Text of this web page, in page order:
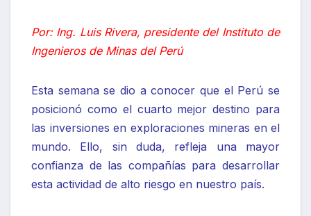
Por: Ing. Luis Rivera, presidente del Instituto de
Ingenieros de Minas del Perú
Esta semana se dio a conocer que el Perú se
posicionó como el cuarto mejor destino para
las inversiones en exploraciones mineras en el
mundo. Ello, sin duda, refleja una mayor
confianza de las compañías para desarrollar
esta actividad de alto riesgo en nuestro país.